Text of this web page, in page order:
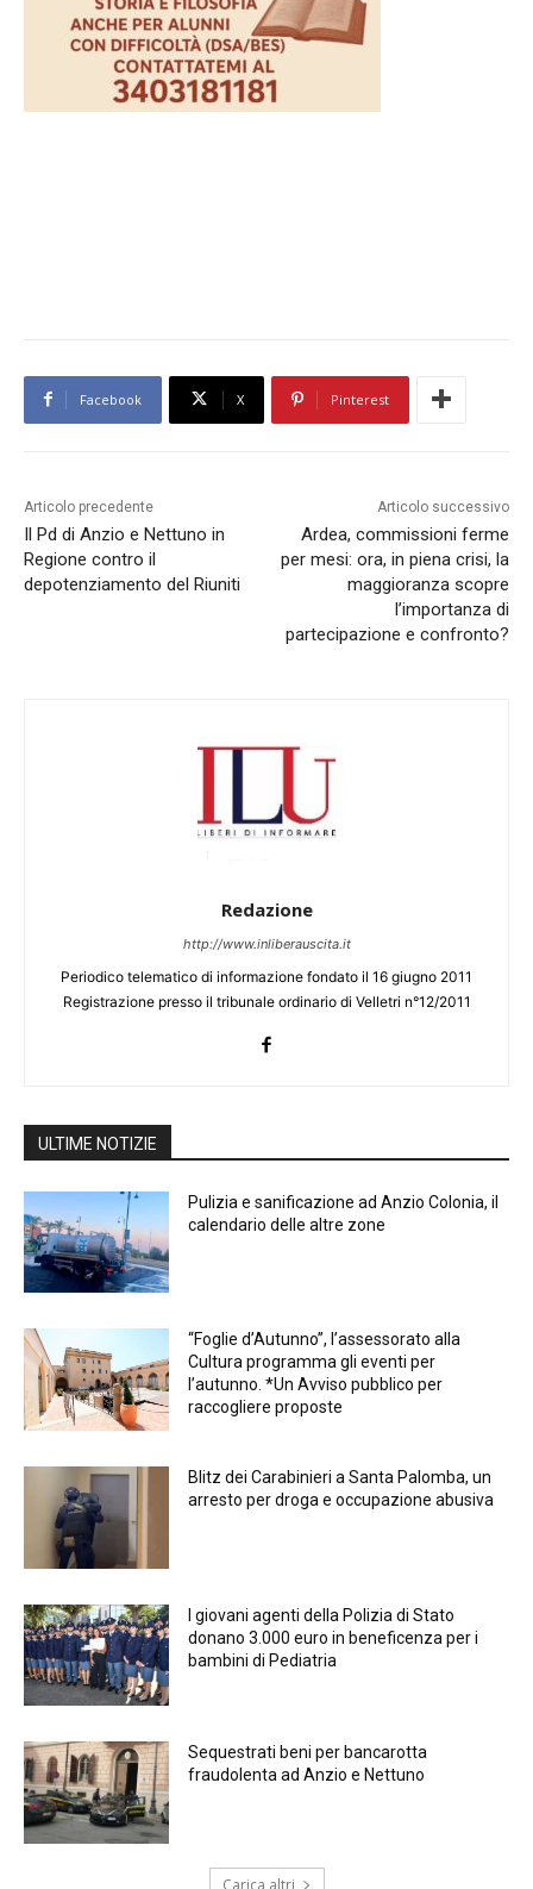
Facebook X Pinterest
Articolo precedente
Il Pd di Anzio e Nettuno in
Regione contro il
depotenziamento del Riuniti
Articolo successivo
Ardea, commissioni ferme
per mesi: ora, in piena crisi, la
maggioranza scopre
l’importanza di
partecipazione e confronto?
Redazione
http://www.inliberauscita.it
Periodico telematico di informazione fondato il 16 giugno 2011
Registrazione presso il tribunale ordinario di Velletri n°12/2011
ULTIME NOTIZIE
Pulizia e sanificazione ad Anzio Colonia, il
calendario delle altre zone
“Foglie d’Autunno”, l’assessorato alla
Cultura programma gli eventi per
l’autunno. *Un Avviso pubblico per
raccogliere proposte
Blitz dei Carabinieri a Santa Palomba, un
arresto per droga e occupazione abusiva
I giovani agenti della Polizia di Stato
donano 3.000 euro in beneficenza per i
bambini di Pediatria
Sequestrati beni per bancarotta
fraudolenta ad Anzio e Nettuno
Carica altri